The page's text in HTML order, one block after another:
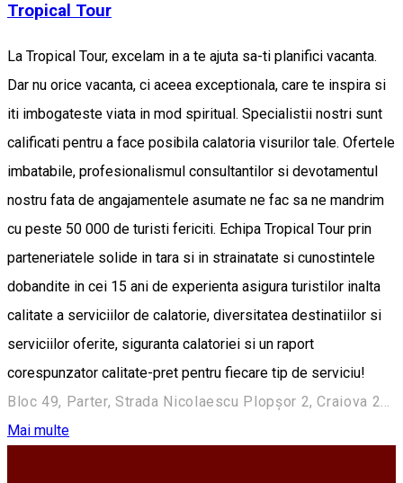
Tropical Tour
La Tropical Tour, excelam in a te ajuta sa-ti planifici vacanta.
Dar nu orice vacanta, ci aceea exceptionala, care te inspira si
iti imbogateste viata in mod spiritual. Specialistii nostri sunt
calificati pentru a face posibila calatoria visurilor tale. Ofertele
imbatabile, profesionalismul consultantilor si devotamentul
nostru fata de angajamentele asumate ne fac sa ne mandrim
cu peste 50 000 de turisti fericiti. Echipa Tropical Tour prin
parteneriatele solide in tara si in strainatate si cunostintele
dobandite in cei 15 ani de experienta asigura turistilor inalta
calitate a serviciilor de calatorie, diversitatea destinatiilor si
serviciilor oferite, siguranta calatoriei si un raport
corespunzator calitate-pret pentru fiecare tip de serviciu!
Bloc 49, Parter, Strada Nicolaescu Plopşor 2, Craiova 200733, Romania
Mai multe